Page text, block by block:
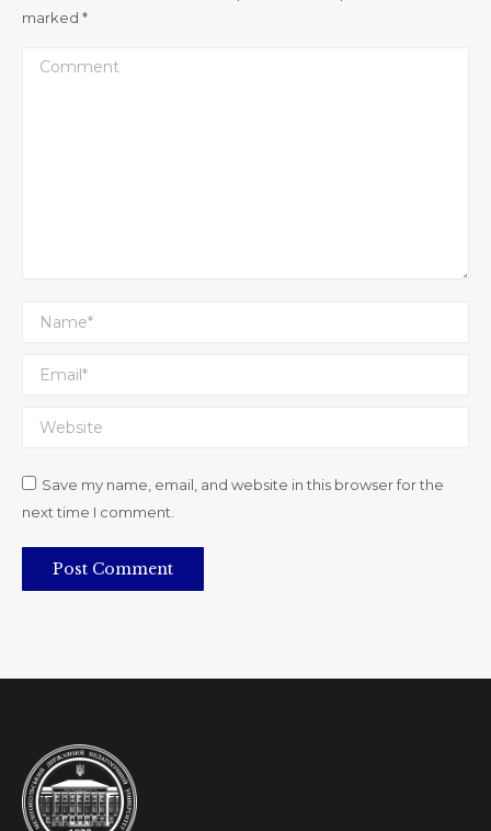
marked *
Comment
Name *
Email *
Website
Save my name, email, and website in this browser for the
next time I comment.
Post Comment